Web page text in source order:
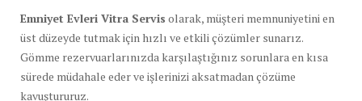
Emniyet Evleri Vitra Servis olarak, müşteri memnuniyetini en
üst düzeyde tutmak için hızlı ve etkili çözümler sunarız.
Gömme rezervuarlarınızda karşılaştığınız sorunlara en kısa
sürede müdahale eder ve işlerinizi aksatmadan çözüme
kavuştururuz.